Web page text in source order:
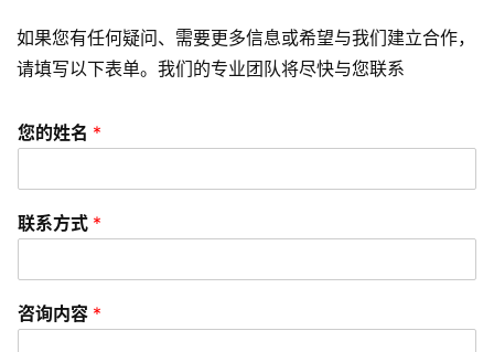
A
P
开
发
短
视
资
如果您有任何疑问、需要更多信息或希望与我们建立合作，
请填写以下表单。我们的专业团队将尽快与您联系
您的姓名 *
联系方式 *
咨询内容 *